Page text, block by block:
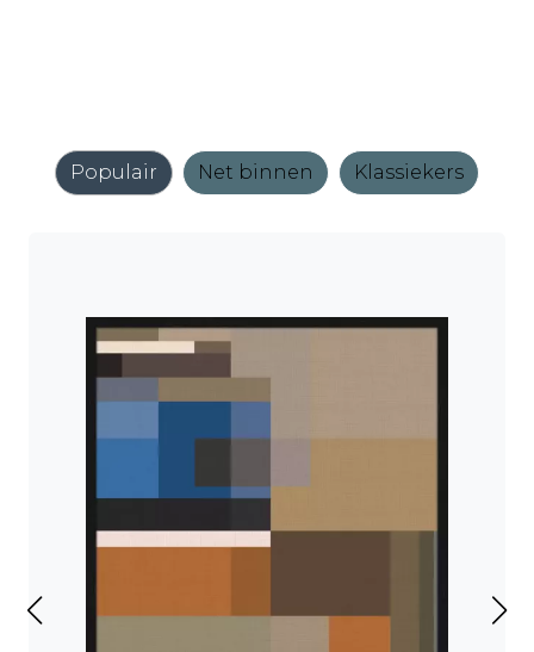
Populair Net binnen Klassiekers